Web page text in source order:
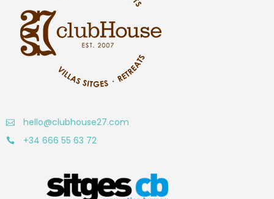
hello@clubhouse27.com
+34 666 55 63 72